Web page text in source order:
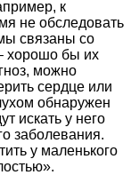
к
не обследовать
связаны со
хорошо бы их
можно
сердце или
обнаружен
искать у него
заболевания.
у маленького